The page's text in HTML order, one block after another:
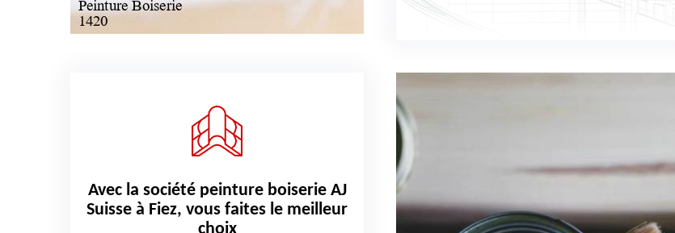
Avec la société peinture boiserie AJ
Suisse à Fiez, vous faites le meilleur